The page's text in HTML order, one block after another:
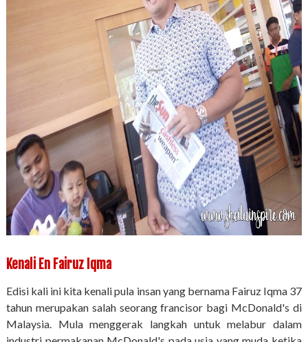
Kenali En Fairuz Iqma
Edisi kali ini kita kenali pula insan yang bernama Fairuz Iqma 37
tahun merupakan salah seorang francisor bagi McDonald's di
Malaysia. Mula menggerak langkah untuk melabur dalam